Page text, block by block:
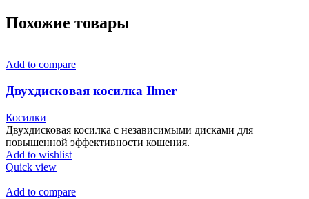
Похожие товары
Add to compare
Двухдисковая косилка Ilmer
Косилки
Двухдисковая косилка с независимыми дисками для
повышенной эффективности кошения.
Add to wishlist
Quick view
Add to compare